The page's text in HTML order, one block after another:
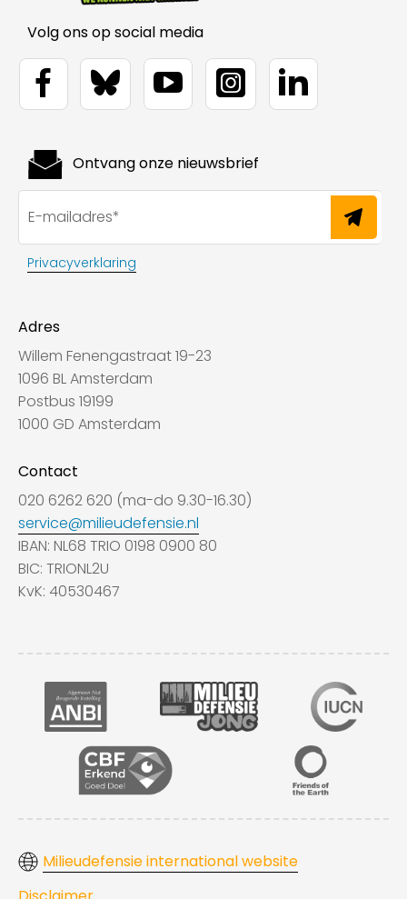
Volg ons op social media
Adres
Willem Fenengastraat 19-23
1096 BL Amsterdam
Postbus 19199
1000 GD Amsterdam
Contact
020 6262 620 (ma-do 9.30-16.30)
service@milieudefensie.nl
IBAN: NL68 TRIO 0198 0900 80
BIC: TRIONL2U
KvK: 40530467
Ontvang onze nieuwsbrief
Privacyverklaring
Milieudefensie international website